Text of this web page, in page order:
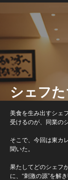
シェフ
美食を生み出すシェ
受けるのが、同業の
そこで、今回は東カ
聞いた。
果たしてどのシェフ
に、“刺激の源”を解